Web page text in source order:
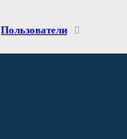
Пользователи